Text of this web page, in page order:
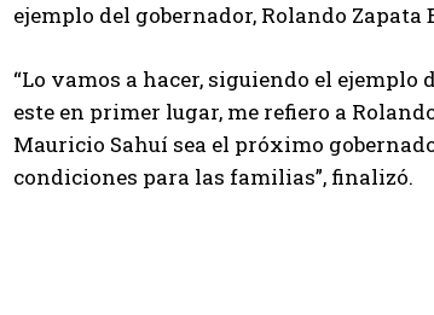
ejemplo del gobernador, Rolando Zapata
“Lo vamos a hacer, siguiendo el
este en primer lugar, me refiero a
Mauricio Sahuí sea el próximo
condiciones para las familias”, finalizó.